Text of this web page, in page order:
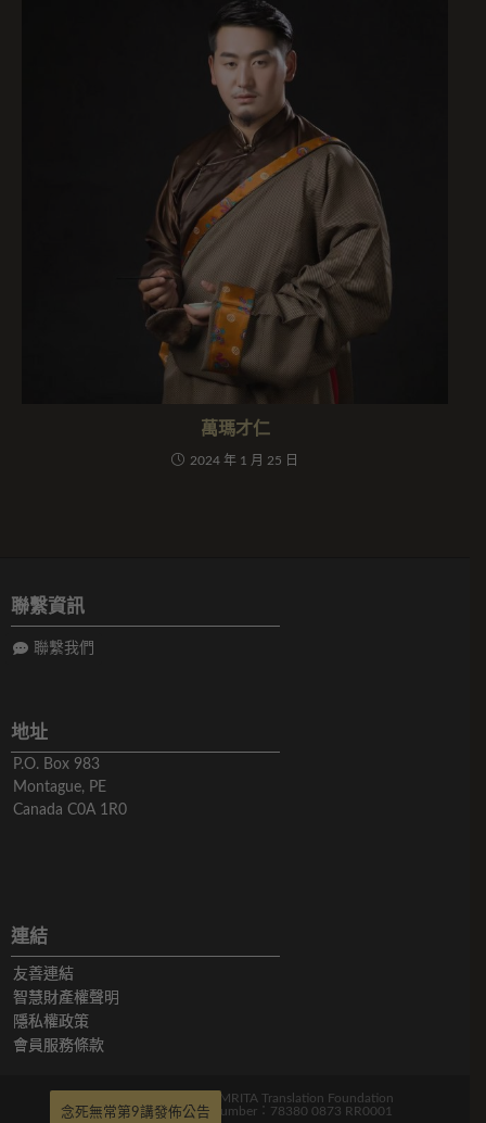
萬瑪才仁
2024 年 1 月 25 日
聯繫資訊
聯繫我們
地址
P.O. Box 983
Montague, PE
Canada C0A 1R0
連結
友善連結
智慧財產權聲明
隱私權政策
會員服務條款
版權所有© 2019-2026 AMRITA Translation Foundation
Charitable Registration Number：78380 0873 RR0001
念死無常第9講發佈公告